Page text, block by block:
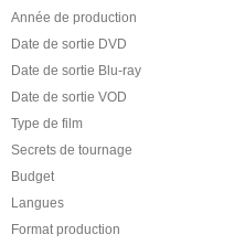
Année de production
Date de sortie DVD
Date de sortie Blu-ray
Date de sortie VOD
Type de film
Secrets de tournage
Budget
Langues
Format production